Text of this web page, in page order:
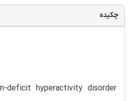
چکیده
deficit hyperactivity disorder